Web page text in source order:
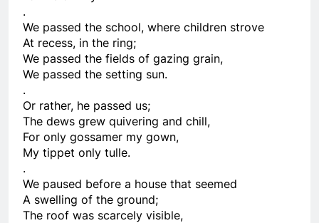
Kẻ ở miền xa
2 Years Ago
SỰ TÍCH TÌNH YÊU
(Robert Frost)
3 Years Ago
GIỮ LẤY NỤ CƯỜI
3 Years Ago
.
We passed the school, where children strove
At recess, in the ring;
We passed the fields of gazing grain,
We passed the setting sun.
.
Or rather, he passed us;
The dews grew quivering and chill,
For only gossamer my gown,
My tippet only tulle.
.
We paused before a house that seemed
A swelling of the ground;
The roof was scarcely visible,